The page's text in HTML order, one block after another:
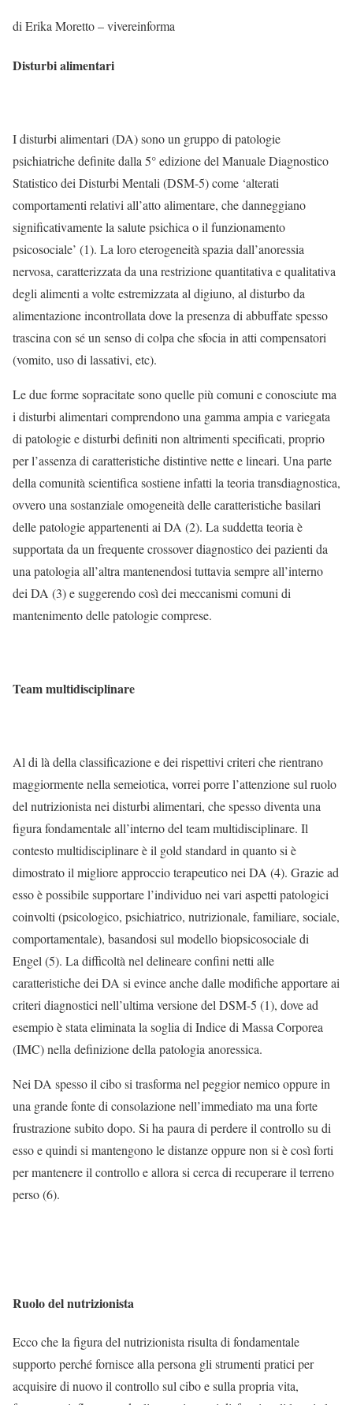
di Erika Moretto – vivereinforma
Disturbi alimentari
I disturbi alimentari (DA) sono un gruppo di patologie
psichiatriche definite dalla 5° edizione del Manuale Diagnostico
Statistico dei Disturbi Mentali (DSM-5) come ‘alterati
comportamenti relativi all’atto alimentare, che danneggiano
significativamente la salute psichica o il funzionamento
psicosociale’ (1). La loro eterogeneità spazia dall’anoressia
nervosa, caratterizzata da una restrizione quantitativa e qualitativa
degli alimenti a volte estremizzata al digiuno, al disturbo da
alimentazione incontrollata dove la presenza di abbuffate spesso
trascina con sé un senso di colpa che sfocia in atti compensatori
(vomito, uso di lassativi, etc).
Le due forme sopracitate sono quelle più comuni e conosciute ma
i disturbi alimentari comprendono una gamma ampia e variegata
di patologie e disturbi definiti non altrimenti specificati, proprio
per l’assenza di caratteristiche distintive nette e lineari. Una parte
della comunità scientifica sostiene infatti la teoria transdiagnostica,
ovvero una sostanziale omogeneità delle caratteristiche basilari
delle patologie appartenenti ai DA (2). La suddetta teoria è
supportata da un frequente crossover diagnostico dei pazienti da
una patologia all’altra mantenendosi tuttavia sempre all’interno
dei DA (3) e suggerendo così dei meccanismi comuni di
mantenimento delle patologie comprese.
Team multidisciplinare
Al di là della classificazione e dei rispettivi criteri che rientrano
maggiormente nella semeiotica, vorrei porre l’attenzione sul ruolo
del nutrizionista nei disturbi alimentari, che spesso diventa una
figura fondamentale all’interno del team multidisciplinare. Il
contesto multidisciplinare è il gold standard in quanto si è
dimostrato il migliore approccio terapeutico nei DA (4). Grazie ad
esso è possibile supportare l’individuo nei vari aspetti patologici
coinvolti (psicologico, psichiatrico, nutrizionale, familiare, sociale,
comportamentale), basandosi sul modello biopsicosociale di
Engel (5). La difficoltà nel delineare confini netti alle
caratteristiche dei DA si evince anche dalle modifiche apportare ai
criteri diagnostici nell’ultima versione del DSM-5 (1), dove ad
esempio è stata eliminata la soglia di Indice di Massa Corporea
(IMC) nella definizione della patologia anoressica.
Nei DA spesso il cibo si trasforma nel peggior nemico oppure in
una grande fonte di consolazione nell’immediato ma una forte
frustrazione subito dopo. Si ha paura di perdere il controllo su di
esso e quindi si mantengono le distanze oppure non si è così forti
per mantenere il controllo e allora si cerca di recuperare il terreno
perso (6).
Ruolo del nutrizionista
Ecco che la figura del nutrizionista risulta di fondamentale
supporto perché fornisce alla persona gli strumenti pratici per
acquisire di nuovo il controllo sul cibo e sulla propria vita,